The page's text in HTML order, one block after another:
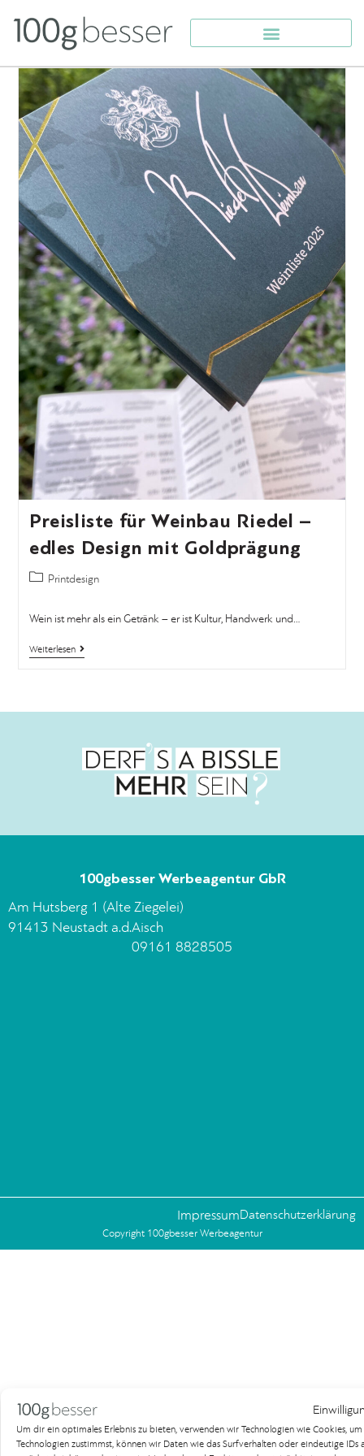
Um dir ein optimales Erlebnis zu bieten, verwenden wir Technologien wie Cookies,
Technologien zustimmst, können wir Daten wie das Surfverhalten oder eindeutige
Preisliste für Weinbau Riedel –
edles Design mit Goldprägung
Printdesign
Wein ist mehr als ein Getränk – er ist Kultur, Handwerk und…
Weiterlesen
100gbesser Werbeagentur GbR
Am Hutsberg 1 (Alte Ziegelei)
91413 Neustadt a.d.Aisch
09161 8828505
Copyright 100gbesser Werbeagentur
Datenschutzerklärung
Impressum